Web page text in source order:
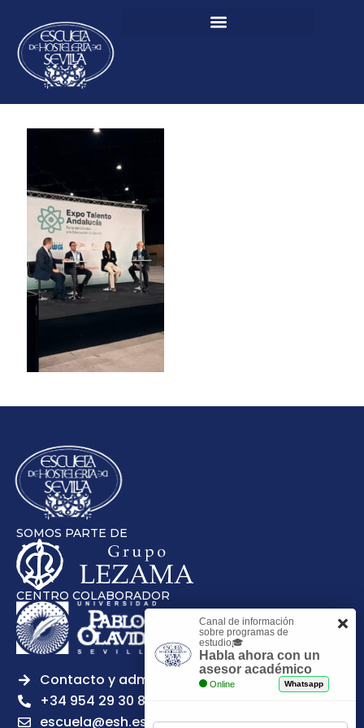
SOMOS PARTE DE
CENTRO COLABORADOR
Contacto y admisiones
+34 954 29 30 81
escuela@esh.es
Canal de información
sobre programas de
estudio🎓
Habla ahora con un
asesor académico
Online Whatsapp